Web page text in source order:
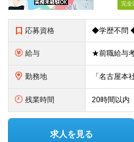
完全
応募資格
給与
勤務地
残業時間 20時間以内
求人を見る